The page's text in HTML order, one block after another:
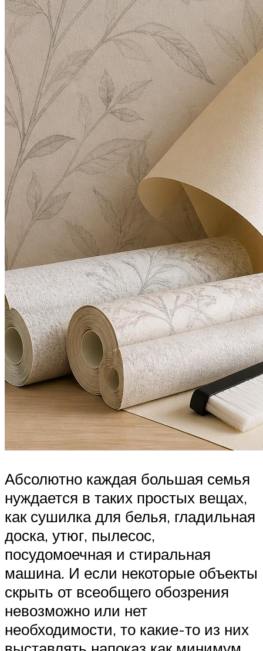
Абсолютно каждая большая семья
нуждается в таких простых вещах,
как сушилка для белья, гладильная
доска, утюг, пылесос,
посудомоечная и стиральная
машина. И если некоторые объекты
скрыть от всеобщего обозрения
невозможно или нет
необходимости, то какие-то из них